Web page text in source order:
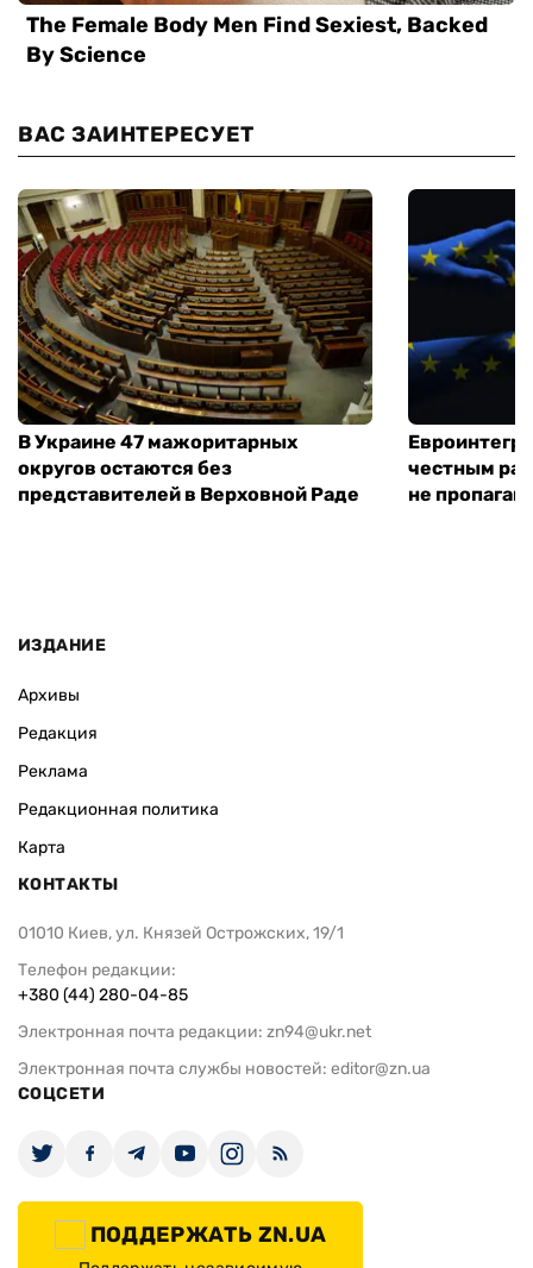
ВАС ЗАИНТЕРЕСУЕТ
В Украине 47 мажоритарных
округов остаются без
представителей в Верховной Раде
честным
не
ИЗДАНИЕ
Архивы
Редакция
Реклама
Редакционная политика
Карта
КОНТАКТЫ
01010 Киев, ул. Князей Острожских, 19/1
Телефон редакции:
+380 (44) 280-04-85
Электронная почта редакции: zn94@ukr.net
Электронная почта службы новостей: editor@zn.ua
СОЦСЕТИ
ПОДДЕРЖАТЬ ZN.UA